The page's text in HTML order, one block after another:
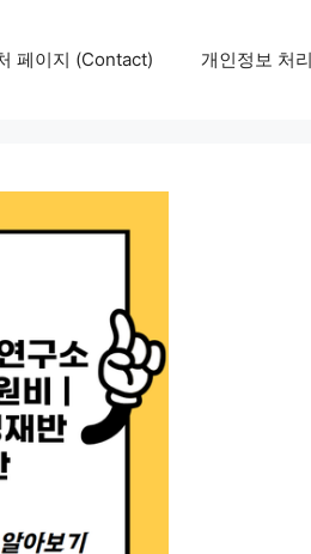
페이지 (Contact) 개인정보 처